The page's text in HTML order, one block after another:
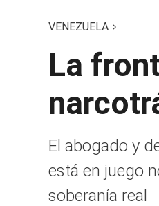
VENEZUELA
La
El abogado y
está en juego
soberanía real